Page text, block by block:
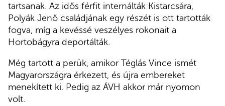
tartsanak. Az idős férfit internálták Kistarcsára,
Polyák Jenő családjának egy részét is ott tartották
fogva, míg a kevéssé veszélyes rokonait a
Hortobágyra deportálták.
Még tartott a perük, amikor Téglás Vince ismét
Magyarországra érkezett, és újra embereket
menekített ki. Pedig az ÁVH akkor már nyomon
volt.